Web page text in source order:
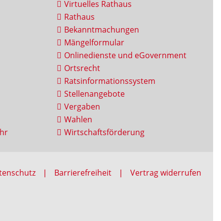
Virtuelles Rathaus
Rathaus
Bekanntmachungen
Mängelformular
Onlinedienste und eGovernment
Ortsrecht
Ratsinformationssystem
Stellenangebote
Vergaben
Wahlen
Wirtschaftsförderung
Barrierefreiheit Vertrag widerrufen